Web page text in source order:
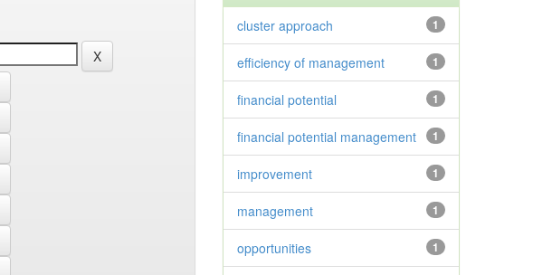
1
cluster approach
1
efficiency of management
1
financial potential
1
financial potential management
1
improvement
1
management
1
opportunities